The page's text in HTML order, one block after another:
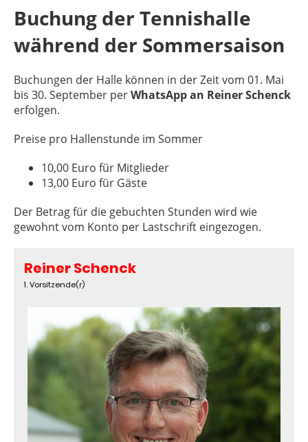
Buchung der Tennishalle
während der Sommersaison
Buchungen der Halle können in der Zeit vom 01. Mai
bis 30. September perWhatsApp an Reiner Schenck
erfolgen.
Preise pro Hallenstunde im Sommer
10,00 Euro für Mitglieder
13,00 Euro für Gäste
Der Betrag für die gebuchten Stunden wird wie
gewohnt vom Konto per Lastschrift eingezogen.
Reiner Schenck
1. Vorsitzende(r)